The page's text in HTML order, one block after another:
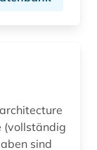
sind